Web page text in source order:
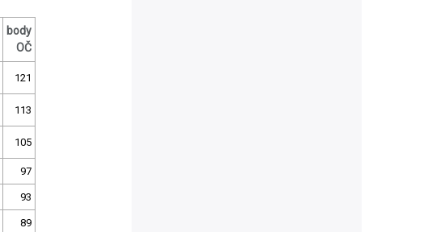
body
OČ
121
113
105
97
93
89